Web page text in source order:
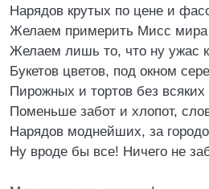
Нарядов крутых по цене и
Желаем примерить Мисс мира
Желаем лишь то, что ну ужас
Букетов цветов, под окном
Пирожных и тортов без
Поменьше забот и хлопот,
Нарядов моднейших, за
Ну вроде бы все! Ничего не